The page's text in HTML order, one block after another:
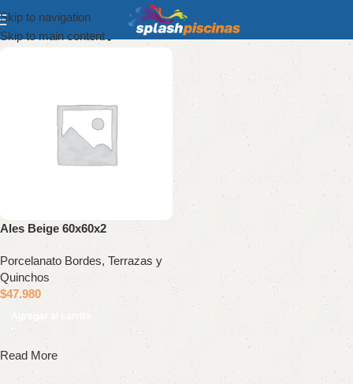
Skip to navigation
Skip to main content
Show column
Ales Beige 60x60x2
Porcelanato Bordes, Terrazas y
Quinchos
$47.980
Agregar al carrito
Read More